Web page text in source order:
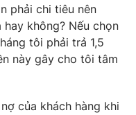
video
Thể thao
phải chi tiêu nên
không? Nếu chọn
tôi phải trả 1,5
này gây cho tôi tâm
của khách hàng khi